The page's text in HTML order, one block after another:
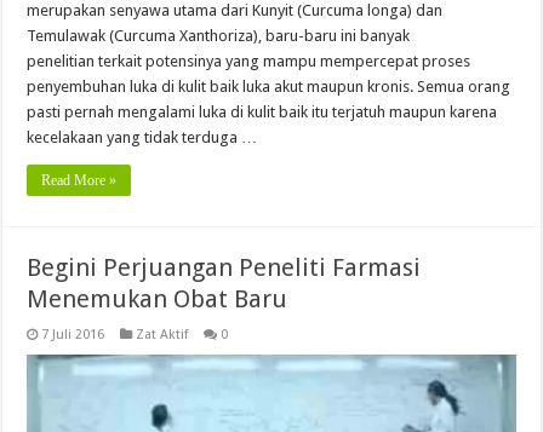
merupakan senyawa utama dari Kunyit (Curcuma longa) dan
Temulawak (Curcuma Xanthoriza), baru-baru ini banyak
penelitian terkait potensinya yang mampu mempercepat proses
penyembuhan luka di kulit baik luka akut maupun kronis. Semua orang
pasti pernah mengalami luka di kulit baik itu terjatuh maupun karena
kecelakaan yang tidak terduga …
Read More »
Begini Perjuangan Peneliti Farmasi
Menemukan Obat Baru
7 Juli 2016 Zat Aktif 0